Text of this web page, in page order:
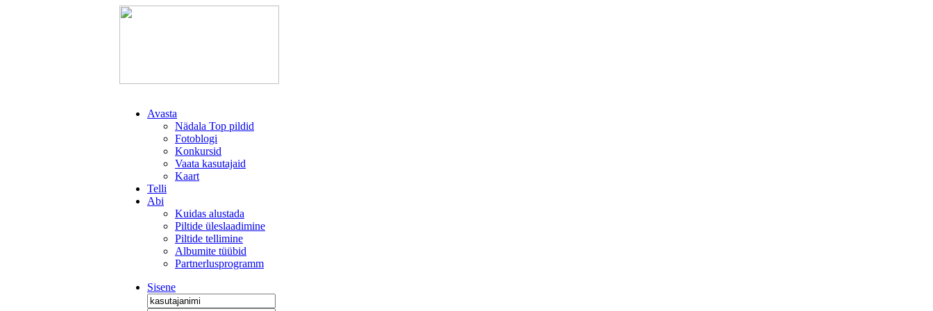
Avasta
Nädala Top pildid
Fotoblogi
Konkursid
Vaata kasutajaid
Kaart
Telli
Abi
Kuidas alustada
Piltide üleslaadimine
Piltide tellimine
Albumite tüübid
Partnerlusprogramm
Sisene